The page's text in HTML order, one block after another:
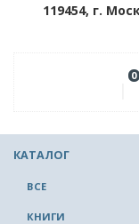
119454, г.
0
КАТАЛОГ
ВСЕ
КНИГИ